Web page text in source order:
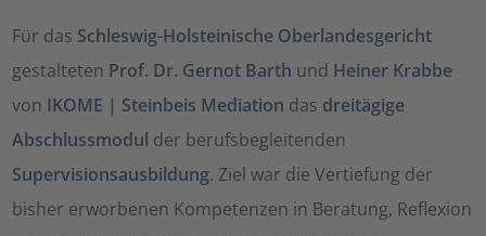
Für das Schleswig-Holsteinische Oberlandesgericht
gestalteten Prof. Dr. Gernot Barth und Heiner Krabbe
von IKOME | Steinbeis Mediation das dreitägige
Abschlussmodul der berufsbegleitenden
Supervisionsausbildung. Ziel war die Vertiefung der
bisher erworbenen Kompetenzen in Beratung, Reflexion